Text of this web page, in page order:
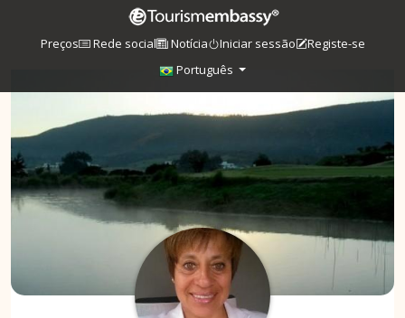
Preços Rede social Notícia Iniciar sessão
Registe-se
Português